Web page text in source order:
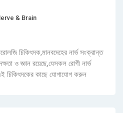
& Brain
চিকিৎসক,মানবদেহের নার্ভ সংক্রান্ত
ও জ্ঞান রয়েছে,যেসকল রোগী নার্ভ
চিকিৎসকের কাছে যোগাযোগ করুন